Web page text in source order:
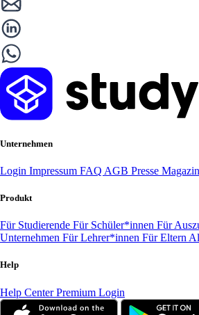
Unternehmen
Login Impressum FAQ AGB Presse
Produkt
Für Studierende Für Schüler*innen Für
Unternehmen Für Lehrer*innen Für Eltern
Help
Help CenterPremium Login